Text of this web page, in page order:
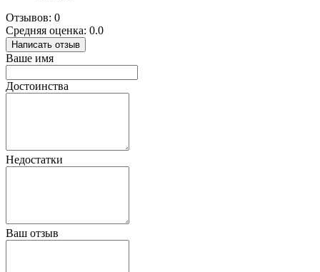
Отзывов: 0
Средняя оценка: 0.0
Написать отзыв
Ваше имя
Достоинства
Недостатки
Ваш отзыв